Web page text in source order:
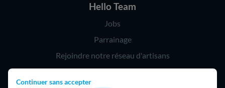
Continuer sans accepter
Hello Team
Jobs
Parrainage
Rejoindre notre réseau d'artisans
Hello !